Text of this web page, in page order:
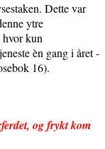
Dette var
ytre
kun
èn gang i året -
16).
og frykt kom